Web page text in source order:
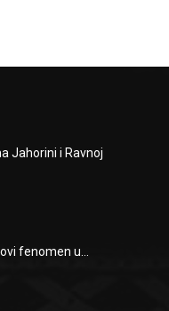
Jahorini i Ravnoj
fenomen u...